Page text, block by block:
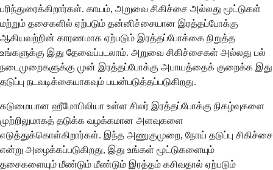
பரிந்துரைக்கிறார்கள். காயம், அறுவை சிகிச்சை அல்லது மூட்டுகள்
மற்றும் தசைகளில் ஏற்படும் தன்னிச்சையான இரத்தப்போக்கு
ஆகியவற்றின் காரணமாக ஏற்படும் இரத்தப்போக்கை நிறுத்த
உங்களுக்கு இது தேவைப்படலாம். அறுவை சிகிச்சைகள் அல்லது பல்
நடைமுறைகளுக்கு முன் இரத்தப்போக்கு அபாயத்தைக் குறைக்க இது
தடுப்பு நடவடிக்கையாகவும் பயன்படுத்தப்படுகிறது.
கடுமையான ஹீமோபிலியா உள்ள சிலர் இரத்தப்போக்கு நிகழ்வுகளை
முற்றிலுமாகத் தடுக்க வழக்கமான அளவுகளை
எடுத்துக்கொள்கிறார்கள். இந்த அணுகுமுறை, நோய் தடுப்பு சிகிச்சை
என்று அழைக்கப்படுகிறது, இது உங்கள் மூட்டுகளையும்
தசைகளையும் மீண்டும் மீண்டும் இரத்தம் கசிவதால் ஏற்படும்